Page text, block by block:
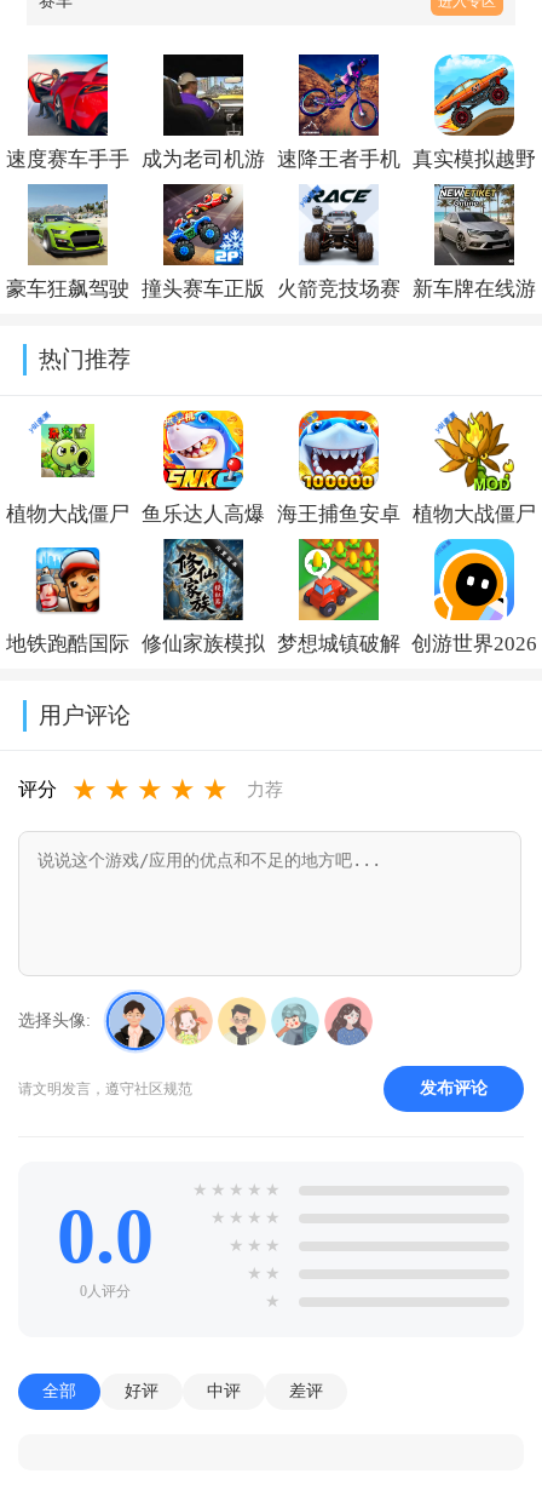
速度赛车手手
游最新版v1.2
成为老司机游
戏最新版v1.0.2
速降王者手机
版(Descenders
Mountain
Bike)v1.5
真实模拟越野
赛车最新版
v1.0
豪车狂飙驾驶 撞头赛车正版 火箭竞技场赛
(R.A.C.E.)v1.4.28
新车牌在线游
热门推荐
植物大战僵尸
杂交版重制版
手机版下载
v0.24.0.0
鱼乐达人高爆
版最新版v1.3.0
海王捕鱼安卓
版本官方下载
v1.40.2
植物大战僵尸
融合版二创内
置菜单
地铁跑酷国际
Surf)v3.66.0
修仙家族模拟
v10.1.6
梦想城镇破解
(Township)v37.0.2
创游世界2026
用户评论
评分 ★ ★ ★ ★ ★ 力荐
选择头像:
请文明发言，遵守社区规范 发布评论
0.0
0人评分
★ ★ ★ ★ ★
★ ★ ★ ★
★ ★ ★
★ ★
★
全部 好评 中评 差评